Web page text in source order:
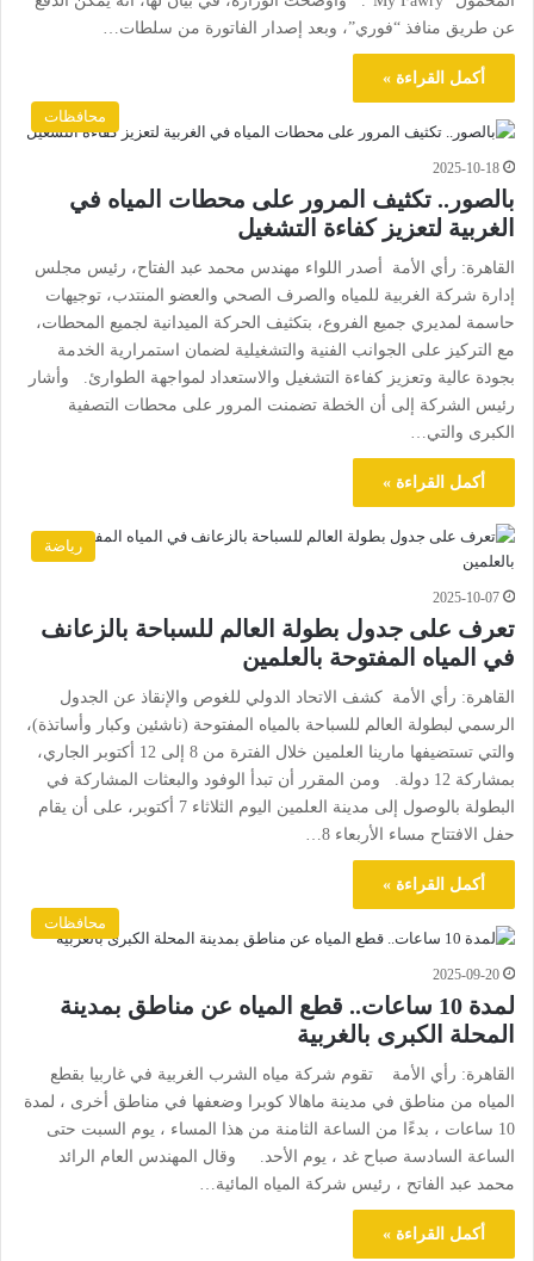
عن طريق منافذ “فوري”، وبعد إصدار الفاتورة من سلطات…
أكمل القراءة »
محافظات
2025-10-18
بالصور.. تكثيف المرور على محطات المياه في
الغربية لتعزيز كفاءة التشغيل
القاهرة: رأي الأمة أصدر اللواء مهندس محمد عبد الفتاح، رئيس مجلس
إدارة شركة الغربية للمياه والصرف الصحي والعضو المنتدب، توجيهات
حاسمة لمديري جميع الفروع، بتكثيف الحركة الميدانية لجميع المحطات،
مع التركيز على الجوانب الفنية والتشغيلية لضمان استمرارية الخدمة
بجودة عالية وتعزيز كفاءة التشغيل والاستعداد لمواجهة الطوارئ. وأشار
رئيس الشركة إلى أن الخطة تضمنت المرور على محطات التصفية
الكبرى والتي…
أكمل القراءة »
رياضة
2025-10-07
تعرف على جدول بطولة العالم للسباحة بالزعانف
في المياه المفتوحة بالعلمين
القاهرة: رأي الأمة كشف الاتحاد الدولي للغوص والإنقاذ عن الجدول
الرسمي لبطولة العالم للسباحة بالمياه المفتوحة (ناشئين وكبار وأساتذة)،
والتي تستضيفها مارينا العلمين خلال الفترة من 8 إلى 12 أكتوبر الجاري،
بمشاركة 12 دولة. ومن المقرر أن تبدأ الوفود والبعثات المشاركة في
البطولة بالوصول إلى مدينة العلمين اليوم الثلاثاء 7 أكتوبر، على أن يقام
حفل الافتتاح مساء الأربعاء 8…
أكمل القراءة »
محافظات
2025-09-20
لمدة 10 ساعات.. قطع المياه عن مناطق بمدينة
المحلة الكبرى بالغربية
القاهرة: رأي الأمة تقوم شركة مياه الشرب الغربية في غاربيا بقطع
المياه من مناطق في مدينة ماهالا كوبرا وضعفها في مناطق أخرى ، لمدة
10 ساعات ، بدءًا من الساعة الثامنة من هذا المساء ، يوم السبت حتى
الساعة السادسة صباح غد ، يوم الأحد. وقال المهندس العام الرائد
محمد عبد الفاتح ، رئيس شركة المياه المائية…
أكمل القراءة »